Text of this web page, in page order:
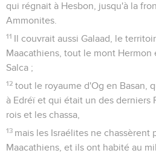
qui régnait à Hesbon, jusqu'à la
Ammonites.
11 Il couvrait aussi Galaad, le
Maacathiens, tout le mont Hermon
Salca ;
12 tout le royaume d'Og en Basan,
à Edréï et qui était un des derniers
rois et les chassa,
13 mais les Israélites ne chassèrent
Maacathiens, et ils ont habité au